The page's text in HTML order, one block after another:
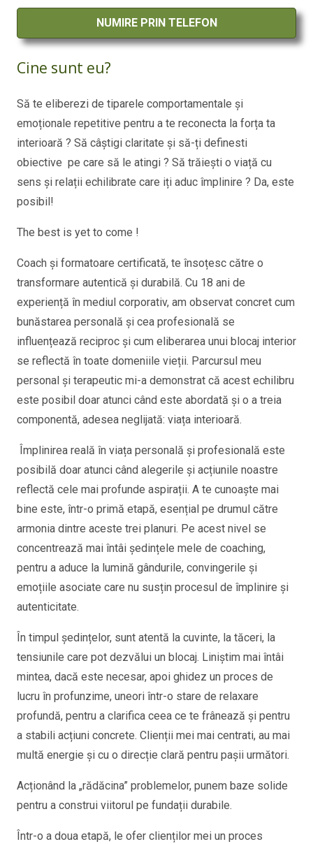
Cine sunt eu?
Să te eliberezi de tiparele comportamentale și
emoționale repetitive pentru a te reconecta la forța ta
interioară ? Să câștigi claritate și să-ți definesti
obiective pe care să le atingi ? Să trăiești o viață cu
sens și relații echilibrate care iți aduc împlinire ? Da, este
posibil!
The best is yet to come !
Coach și formatoare certificată, te însoțesc către o
transformare autentică și durabilă. Cu 18 ani de
experiență în mediul corporativ, am observat concret cum
bunăstarea personală și cea profesională se
influențează reciproc și cum eliberarea unui blocaj interior
se reflectă în toate domeniile vieții. Parcursul meu
personal și terapeutic mi-a demonstrat că acest echilibru
este posibil doar atunci când este abordată și o a treia
componentă, adesea neglijată: viața interioară.
Împlinirea reală în viața personală și profesională este
posibilă doar atunci când alegerile și acțiunile noastre
reflectă cele mai profunde aspirații. A te cunoaște mai
bine este, într-o primă etapă, esențial pe drumul către
armonia dintre aceste trei planuri. Pe acest nivel se
concentrează mai întâi ședințele mele de coaching,
pentru a aduce la lumină gândurile, convingerile și
emoțiile asociate care nu susțin procesul de împlinire și
autenticitate.
În timpul ședințelor, sunt atentă la cuvinte, la tăceri, la
tensiunile care pot dezvălui un blocaj. Liniștim mai întâi
mintea, dacă este necesar, apoi ghidez un proces de
lucru în profunzime, uneori într-o stare de relaxare
profundă, pentru a clarifica ceea ce te frânează și pentru
a stabili acțiuni concrete. Clienții mei mai centrati, au mai
multă energie și cu o direcție clară pentru pașii următori.
Acționând la „rădăcina” problemelor, punem baze solide
pentru a construi viitorul pe fundații durabile.
Într-o a doua etapă, le ofer clienților mei un proces
NUMIRE PRIN TELEFON